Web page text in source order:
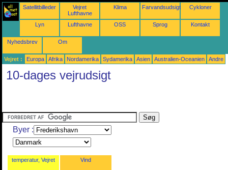
Satellitbilleder
Vejret
Lufthavne
Klima Farvandsudsigter Cykloner
Lyn Lufthavne OSS Sprog Kontakt
Nyhedsbrev Om
Vejret : Europa Afrika Nordamerika Sydamerika Asien Australien-Oceanien Andre
10-dages vejrudsigt
Byer :
temperatur, Vejret Vind